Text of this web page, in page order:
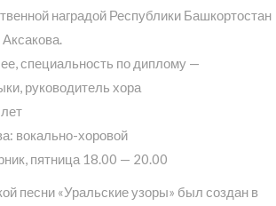
наградой Республики Башкортостан
специальность по диплому —
руководитель хора
вокально-хоровой
пятница 18.00 — 20.00
песни «Уральские узоры» был создан в